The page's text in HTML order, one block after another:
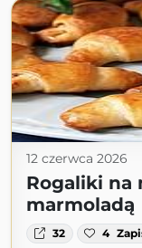
12 czerwca 2026
Rogaliki na
marmoladą
32 4